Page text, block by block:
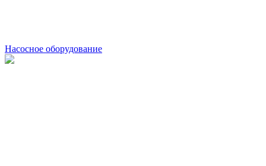
Насосное оборудование